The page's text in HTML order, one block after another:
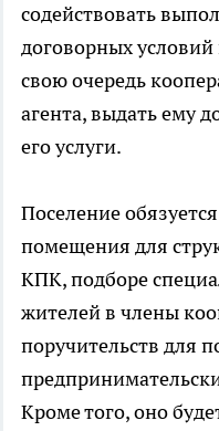
содействовать
договорных
свою очередь
агента, выдать ему
его услуги.
Поселение
помещения для
КПК, подборе
жителей в члены
поручительств для
Кроме того, оно